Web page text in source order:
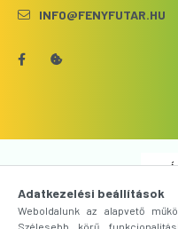
INFO@FENYFUTAR.HU
Adatkezelési beállítások
Weboldalunk az alapvető
Szélesebb körű